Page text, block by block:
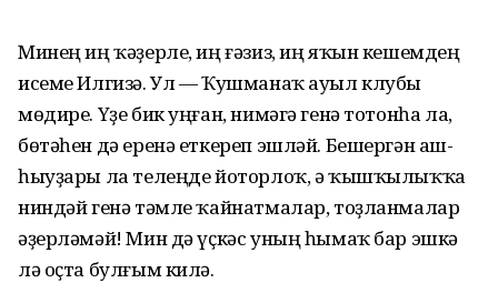
Минең иң ҡәҙерле, иң ғәзиз, иң яҡын кешемдең
исеме Илгизә. Ул — Ҡушманаҡ ауыл клубы
мөдире. Үҙе бик уңған, нимәгә генә тотонһа ла,
бөтәһен дә еренә еткереп эшләй. Бешергән аш-
һыуҙары ла телеңде йоторлоҡ, ә ҡышҡылыҡҡа
ниндәй генә тәмле ҡайнатмалар, тоҙланмалар
әҙерләмәй! Мин дә үҫкәс уның һымаҡ бар эшкә
лә оҫта булғым килә.